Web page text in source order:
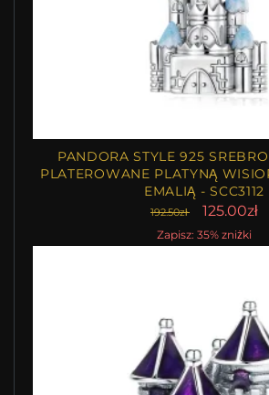
PANDORA STYLE 925
PLATEROWANE PLATYNĄ
EMALIĄ - SCC3112
192.50zł 125.00zł
Zapisz: 35% zniżki